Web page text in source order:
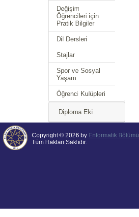
Değişim
Öğrencileri için
Pratik Bilgiler
Dil Dersleri
Stajlar
Spor ve Sosyal
Yaşam
Öğrenci Kulüpleri
Diploma Eki
Copyright © 2026 by Enformatik Bölümü
Tüm Hakları Saklıdır.